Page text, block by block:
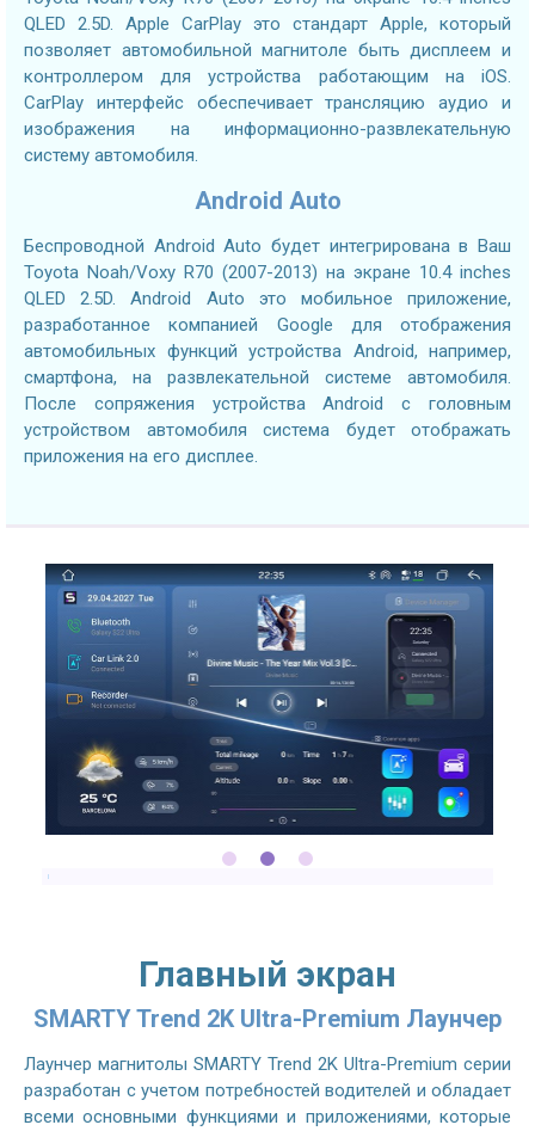
QLED 2.5D. Apple CarPlay это стандарт Apple, который
позволяет автомобильной магнитоле быть дисплеем и
контроллером для устройства работающим на iOS.
CarPlay интерфейс обеспечивает трансляцию аудио и
изображения на информационно-развлекательную
систему автомобиля.
Android Auto
Беспроводной Android Auto будет интегрирована в Ваш
Toyota Noah/Voxy R70 (2007-2013) на экране 10.4 inches
QLED 2.5D. Android Auto это мобильное приложение,
разработанное компанией Google для отображения
автомобильных функций устройства Android, например,
смартфона, на развлекательной системе автомобиля.
После сопряжения устройства Android с головным
устройством автомобиля система будет отображать
приложения на его дисплее.
2.7GHZ CPU
Главный экран
SMARTY Trend 2K Ultra-Premium Лаунчер
Лаунчер магнитолы SMARTY Trend 2K Ultra-Premium серии
разработан с учетом потребностей водителей и обладает
всеми основными функциями и приложениями, которые